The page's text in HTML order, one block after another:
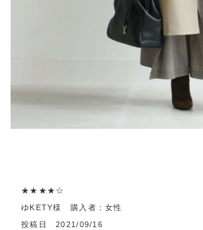
★★★★☆
ゆKETY様 購入者：女性
投稿日 2021/09/16